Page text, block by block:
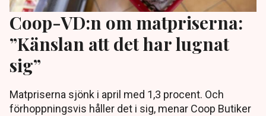
Coop-VD:n om matpriserna:
”Känslan att det har lugnat
sig”
Matpriserna sjönk i april med 1,3 procent. Och
förhoppningsvis håller det i sig, menar Coop Butiker